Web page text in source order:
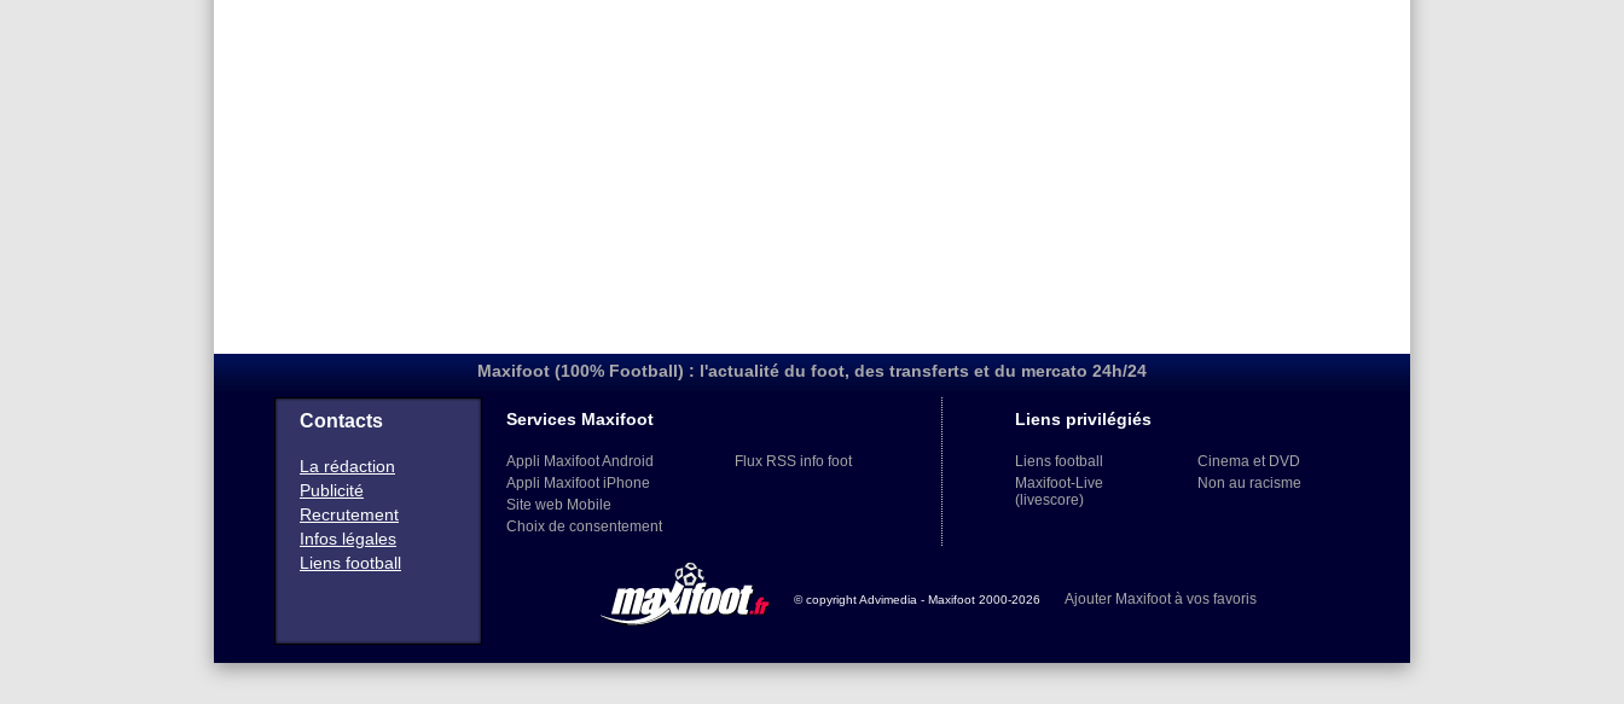
Maxifoot (100% Football) : l'actualité du foot, des transferts et du mercato 24h/24
Contacts
La rédaction
Publicité
Recrutement
Infos légales
Liens football
Services Maxifoot
Appli Maxifoot Android
Appli Maxifoot iPhone
Site web Mobile
Choix de consentement
Flux RSS info foot
Liens privilégiés
Liens football
Maxifoot-Live
(livescore)
Cinema et DVD
Non au racisme
© copyright Advimedia - Maxifoot 2000-2026 Ajouter Maxifoot à vos favoris